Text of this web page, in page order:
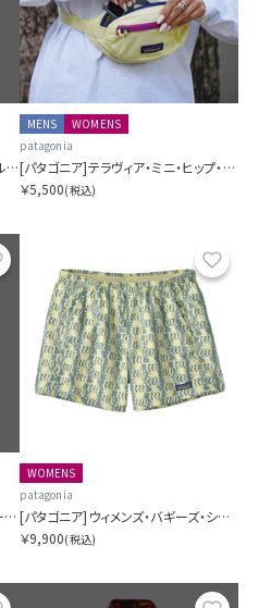
[パタゴニア]ブラックホール・ウィールド・ダッフル 70L
MENS
WOMENS
patagonia
[パタゴニア]テラヴィア・ミニ・ヒップ・パック 1L
￥5,500(税込)
お気に入り
[パタゴニア]ウィメンズ・クアンダリー・ジョガーズ
WOMENS
patagonia
[パタゴニア]ウィメンズ・バギーズ・ショーツ ５インチ
￥9,900(税込)